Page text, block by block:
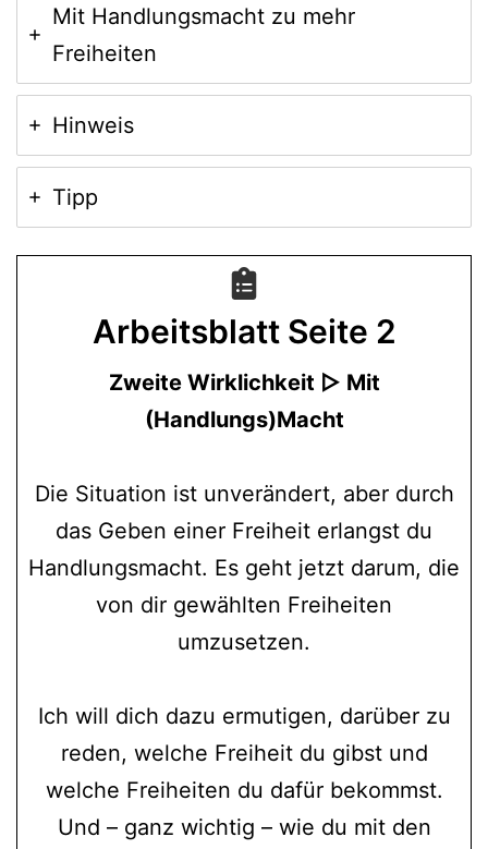
Mit Handlungsmacht zu mehr
Freiheiten
Hinweis
Tipp
Arbeitsblatt Seite 2
Zweite Wirklichkeit ▷ Mit
(Handlungs)Macht
Die Situation ist unverändert, aber durch
das Geben einer Freiheit erlangst du
Handlungsmacht. Es geht jetzt darum, die
von dir gewählten Freiheiten
umzusetzen.
Ich will dich dazu ermutigen, darüber zu
reden, welche Freiheit du gibst und
welche Freiheiten du dafür bekommst.
Und – ganz wichtig – wie du mit den